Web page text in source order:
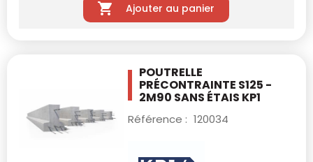
Ajouter au panier
POUTRELLE
PRÉCONTRAINTE S125 -
2M90 SANS ÉTAIS KP1
Référence : 120034